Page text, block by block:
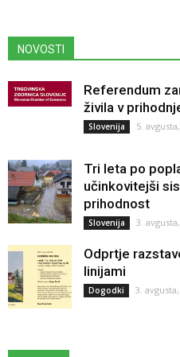
NOVOSTI
Referendum
živila v
Slovenija 5.
Tri leta po
učinkovitejši
prihodnost
Slovenija 3.
Odprtje
linijami
Dogodki 3.